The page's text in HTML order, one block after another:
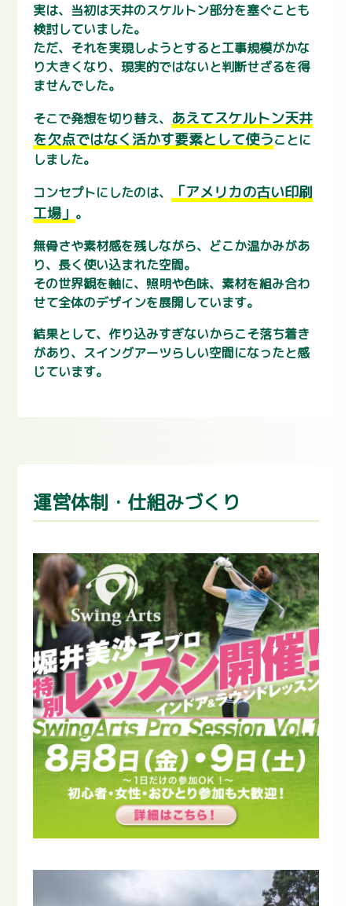
実は、当初は天井のスケルトン部分を塞ぐことも
検討していました。
ただ、それを実現しようとすると工事規模がかな
り大きくなり、現実的ではないと判断せざるを得
ませんでした。
そこで発想を切り替え、 あえてスケルトン天井
を欠点ではなく活かす要素として使うことに
しました。
コンセプトにしたのは、
「アメリカの古い印刷
工場」 。
無骨さや素材感を残しながら、どこか温かみがあ
り、長く使い込まれた空間。
その世界観を軸に、照明や色味、素材を組み合わ
せて全体のデザインを展開しています。
結果として、作り込みすぎないからこそ落ち着き
があり、スイングアーツらしい空間になったと感
じています。
運営体制・仕組みづくり